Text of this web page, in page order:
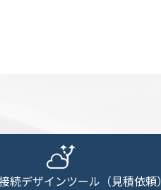
続デザインツール（見積依頼）